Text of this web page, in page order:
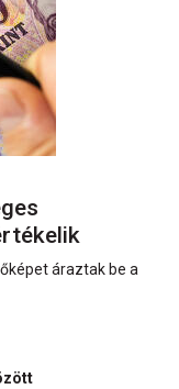
áraztak be a